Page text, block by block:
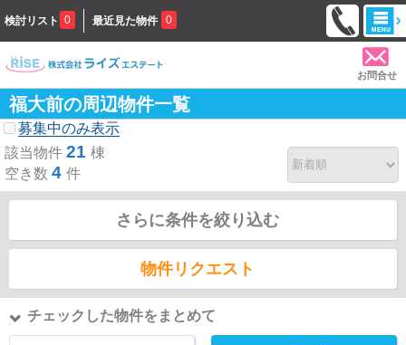
検討リスト 0 最近見た物件 0
お問合せ
福大前の周辺物件一覧
募集中のみ表示
該当物件 21 棟
空き数 4 件
さらに条件を絞り込む
物件リクエスト
チェックした物件をまとめて